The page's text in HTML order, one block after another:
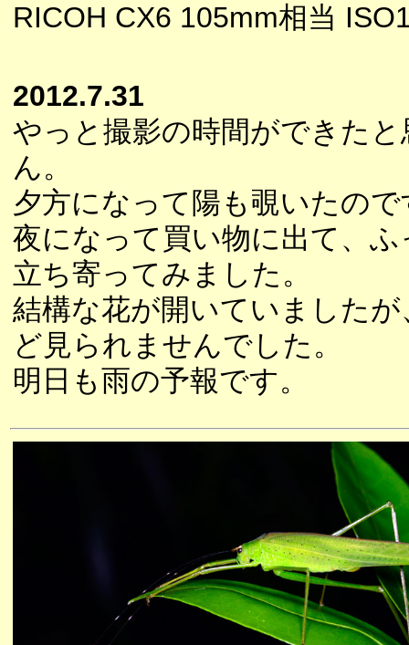
RICOH CX6 105mm相当
2012.7.31
やっと撮影の時間ができた
ん。
夕方になって陽も覗いたの
夜になって買い物に出て、
立ち寄ってみました。
結構な花が開いていました
ど見られませんでした。
明日も雨の予報です。